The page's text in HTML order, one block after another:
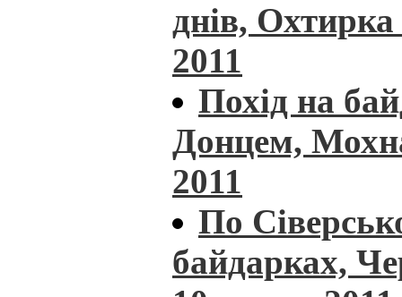
днів,
2011
Похід на
Донцем,
2011
По
байдарках,